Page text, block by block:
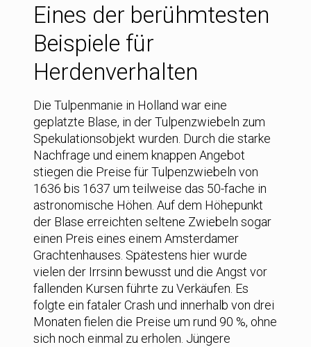
Eines der berühmtesten
Beispiele für
Herdenverhalten
Die Tulpenmanie in Holland war eine
geplatzte Blase, in der Tulpenzwiebeln zum
Spekulationsobjekt wurden. Durch die starke
Nachfrage und einem knappen Angebot
stiegen die Preise für Tulpenzwiebeln von
1636 bis 1637 um teilweise das 50-fache in
astronomische Höhen. Auf dem Höhepunkt
der Blase erreichten seltene Zwiebeln sogar
einen Preis eines einem Amsterdamer
Grachtenhauses. Spätestens hier wurde
vielen der Irrsinn bewusst und die Angst vor
fallenden Kursen führte zu Verkäufen. Es
folgte ein fataler Crash und innerhalb von drei
Monaten fielen die Preise um rund 90 %, ohne
sich noch einmal zu erholen. Jüngere